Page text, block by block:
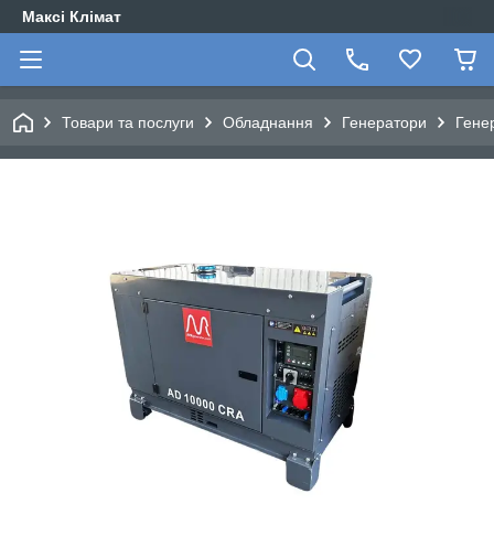
Максі Клімат
Товари та послуги Обладнання Генератори